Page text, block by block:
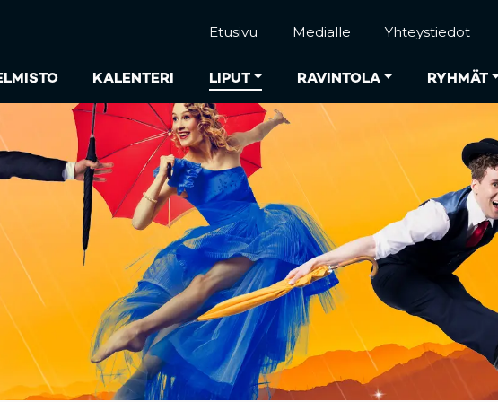
KALENTERI LIPUT RAVINTOLA RYHMÄT
Etusivu Medialle Yhteystiedot